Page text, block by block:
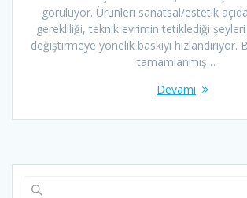
görülüyor. Ürünleri sanatsal/estetik
gerekliliği, teknik evrimin tetiklediği
değiştirmeye yönelik baskıyı hızlandırıyor.
tamamlanmış…
Devamı